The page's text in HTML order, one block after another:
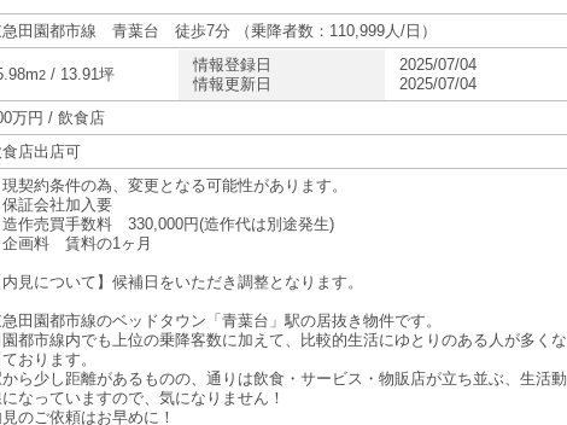
ナント一覧
ナント一覧
急田園都市線 青葉台 徒歩7分 （乗降者数：110,999人/日）
2 / 13.91坪
情報登録日
情報更新日
2025/07/04
2025/07/04
万円 / 飲食店
店出店可
現契約条件の為、変更となる可能性があります。
保証会社加入要
造作売買手数料 330,000円(造作代は別途発生)
企画料 賃料の1ヶ月
内見について】候補日をいただき調整となります。
田園都市線のベッドタウン「青葉台」駅の居抜き物件です。
園都市線内でも上位の乗降客数に加えて、比較的生活にゆとりのある人が多くな
ております。
ら少し距離があるものの、通りは飲食・サービス・物販店が立ち並ぶ、生活動
なっていますので、気になりません！
見のご依頼はお早めに！